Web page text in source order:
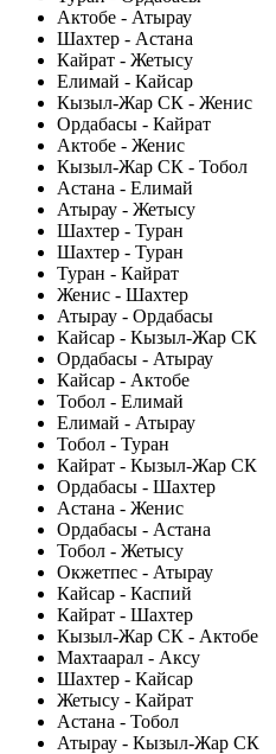
Актобе - Атырау
Шахтер - Астана
Кайрат - Жетысу
Елимай - Кайсар
Кызыл-Жар СК - Женис
Ордабасы - Кайрат
Актобе - Женис
Кызыл-Жар СК - Тобол
Астана - Елимай
Атырау - Жетысу
Шахтер - Туран
Шахтер - Туран
Туран - Кайрат
Женис - Шахтер
Атырау - Ордабасы
Кайсар - Кызыл-Жар СК
Ордабасы - Атырау
Кайсар - Актобе
Тобол - Елимай
Елимай - Атырау
Тобол - Туран
Кайрат - Кызыл-Жар СК
Ордабасы - Шахтер
Астана - Женис
Ордабасы - Астана
Тобол - Жетысу
Окжетпес - Атырау
Кайсар - Каспий
Кайрат - Шахтер
Кызыл-Жар СК - Актобе
Махтаарал - Аксу
Шахтер - Кайсар
Жетысу - Кайрат
Астана - Тобол
Атырау - Кызыл-Жар СК